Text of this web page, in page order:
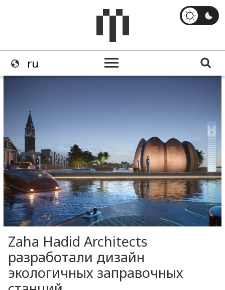
Zaha Hadid Architects
разработали дизайн
экологичных заправочных